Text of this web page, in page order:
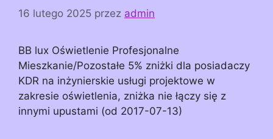
16 lutego 2025 przez admin
BB lux Oświetlenie Profesjonalne
Mieszkanie/Pozostałe 5% zniżki dla posiadaczy
KDR na inżynierskie usługi projektowe w
zakresie oświetlenia, zniżka nie łączy się z
innymi upustami (od 2017-07-13)